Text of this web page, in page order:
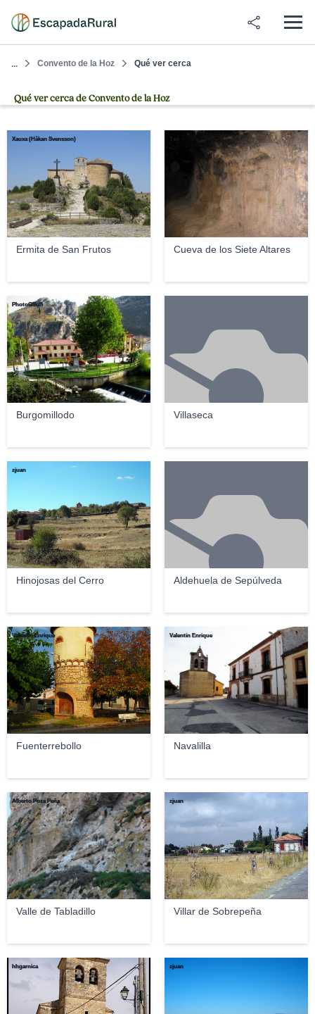
... Convento de la Hoz Qué ver cerca
Qué ver cerca de Convento de la Hoz
Ermita de San Frutos
Xauxa (Håkan Svensson)
Cueva de los Siete Altares
Txo
Burgomillodo
PhotoGSuS
Villaseca
Hinojosas del Cerro
zjuan
Aldehuela de Sepúlveda
Fuenterrebollo
Valentín Enrique
Navalilla
Valentín Enrique
Valle de Tabladillo
Alberto Poza Peña
Villar de Sobrepeña
zjuan
hhgarnica zjuan